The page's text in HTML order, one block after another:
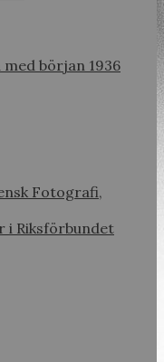
början 1936
Fotografi,
i Riksförbundet